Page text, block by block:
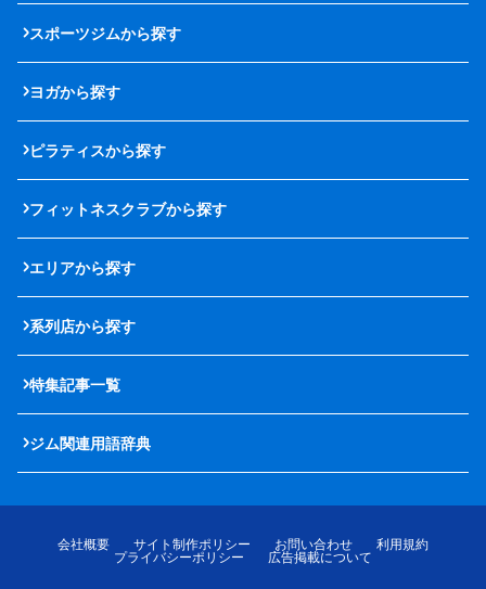
スポーツジムから探す
ヨガから探す
ピラティスから探す
フィットネスクラブから探す
エリアから探す
系列店から探す
特集記事一覧
ジム関連用語辞典
会社概要 サイト制作ポリシー お問い合わせ
利用規約
プライバシーポリシー
広告掲載について